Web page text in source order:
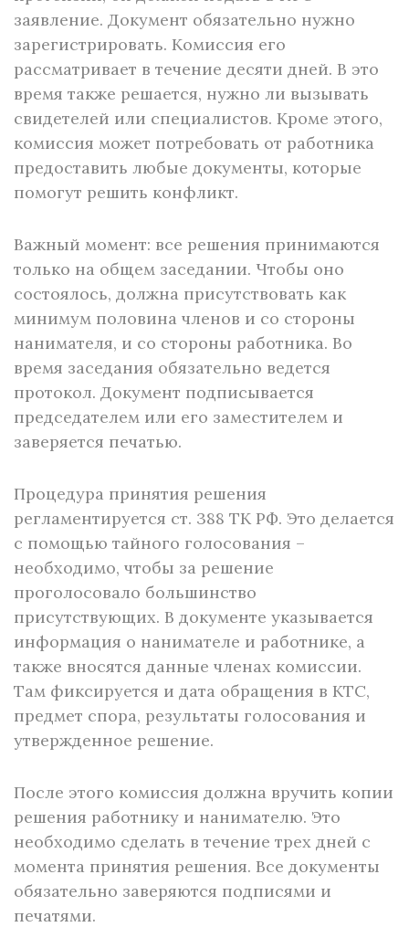
заявление. Документ обязательно нужно
зарегистрировать. Комиссия его
рассматривает в течение десяти дней. В это
время также решается, нужно ли вызывать
свидетелей или специалистов. Кроме этого,
комиссия может потребовать от работника
предоставить любые документы, которые
помогут решить конфликт.
Важный момент: все решения принимаются
только на общем заседании. Чтобы оно
состоялось, должна присутствовать как
минимум половина членов и со стороны
нанимателя, и со стороны работника. Во
время заседания обязательно ведется
протокол. Документ подписывается
председателем или его заместителем и
заверяется печатью.
Процедура принятия решения
регламентируется ст. 388 ТК РФ. Это делается
с помощью тайного голосования –
необходимо, чтобы за решение
проголосовало большинство
присутствующих. В документе указывается
информация о нанимателе и работнике, а
также вносятся данные членах комиссии.
Там фиксируется и дата обращения в КТС,
предмет спора, результаты голосования и
утвержденное решение.
После этого комиссия должна вручить копии
решения работнику и нанимателю. Это
необходимо сделать в течение трех дней с
момента принятия решения. Все документы
обязательно заверяются подписями и
печатями.